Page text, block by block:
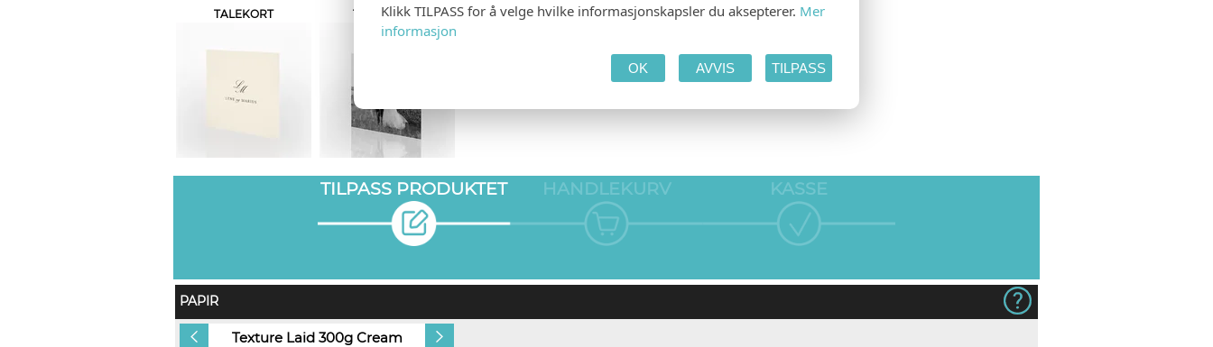
TALEKORT TAKKEKORT
TILPASS PRODUKTET HANDLEKURV KASSE
PAPIR
Texture Laid 300g Cream
Klikk TILPASS for å velge hvilke informasjonskapsler du aksepterer. Mer
informasjon
OK AVVIS TILPASS